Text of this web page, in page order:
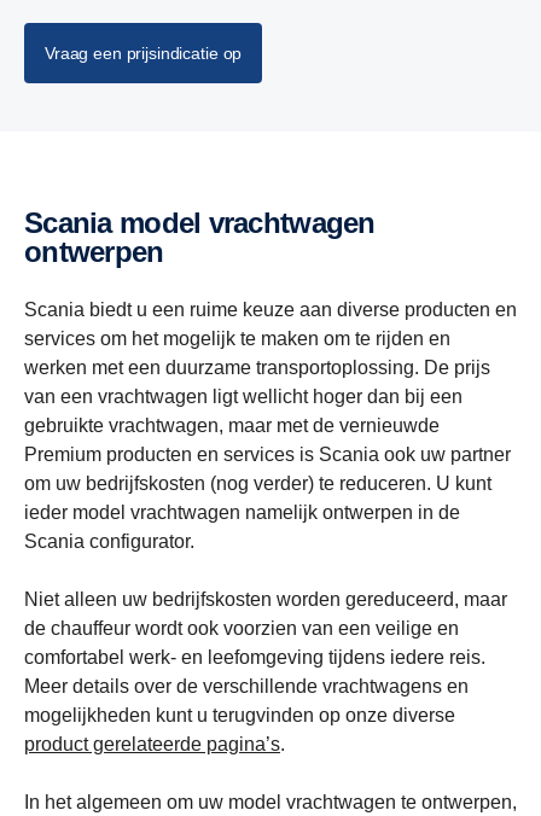
Vraag een prijsindicatie op
Scania model vrachtwagen
ontwerpen
Scania biedt u een ruime keuze aan diverse producten en
services om het mogelijk te maken om te rijden en
werken met een duurzame transportoplossing. De prijs
van een vrachtwagen ligt wellicht hoger dan bij een
gebruikte vrachtwagen, maar met de vernieuwde
Premium producten en services is Scania ook uw partner
om uw bedrijfskosten (nog verder) te reduceren. U kunt
ieder model vrachtwagen namelijk ontwerpen in de
Scania configurator.
Niet alleen uw bedrijfskosten worden gereduceerd, maar
de chauffeur wordt ook voorzien van een veilige en
comfortabel werk- en leefomgeving tijdens iedere reis.
Meer details over de verschillende vrachtwagens en
mogelijkheden kunt u terugvinden op onze diverse
product gerelateerde pagina’s.
In het algemeen om uw model vrachtwagen te ontwerpen,